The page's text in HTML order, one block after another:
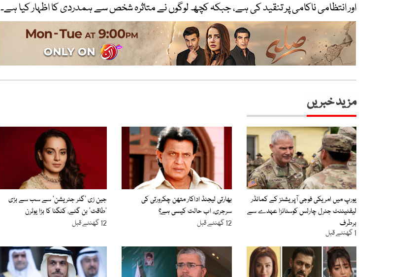
اور انتظامی ناکامی پر تنقید کی ہے، جبکہ کچھ لوگوں نے متاثرہ شخص سے ہمدردی کا اظہار کیا ہے۔
مزید خبریں
یورپ میں امریکی فوجی آپریشنز کے کمانڈر
لیفٹیننٹ جنرل چارلس کوسٹانزا عہدے سے
برطرف
1 گھنٹے قبل
بھارتی لیجنڈ اداکار متھن چکرورتی کی
سرجری، اب حالت کیسی ہے؟
12 گھنٹے قبل
جین زی ’گٹر جنریشن‘ سے سب سے بڑی
’طاقت‘ بن گئے، کنگنا کا بڑا یوٹرن
12 گھنٹے قبل